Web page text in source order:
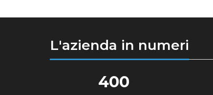
L'azienda in numeri
400